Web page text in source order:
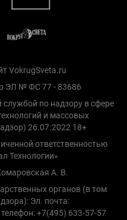
VokrugSveta.ru
ЭЛ № ФС 77 - 83686
по надзору в сфере
и массовых
26.07.2022 18+
ответственностью
Технологии»
А. В.
органов (в том
Эл. почта:
+7(495) 633-57-57